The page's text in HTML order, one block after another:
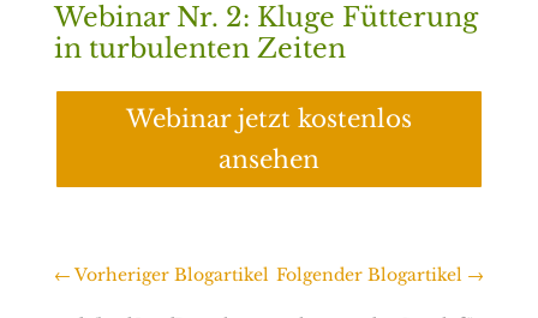
Webinar Nr. 2: Kluge Fütterung
in turbulenten Zeiten
Webinar jetzt kostenlos
ansehen
←Vorheriger Blogartikel Folgender Blogartikel →